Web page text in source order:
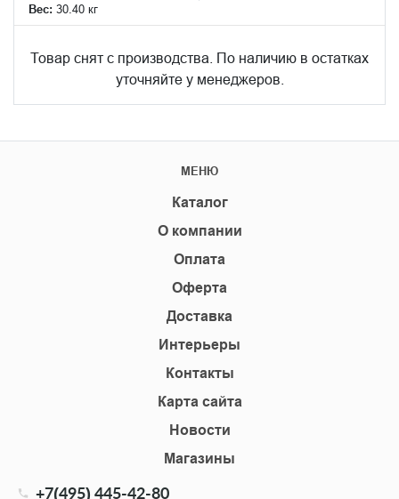
Вес: 30.40 кг
Товар снят с производства. По наличию в остатках
уточняйте у менеджеров.
МЕНЮ
Каталог
О компании
Оплата
Оферта
Доставка
Интерьеры
Контакты
Карта сайта
Новости
Магазины
+7(495) 445-42-80